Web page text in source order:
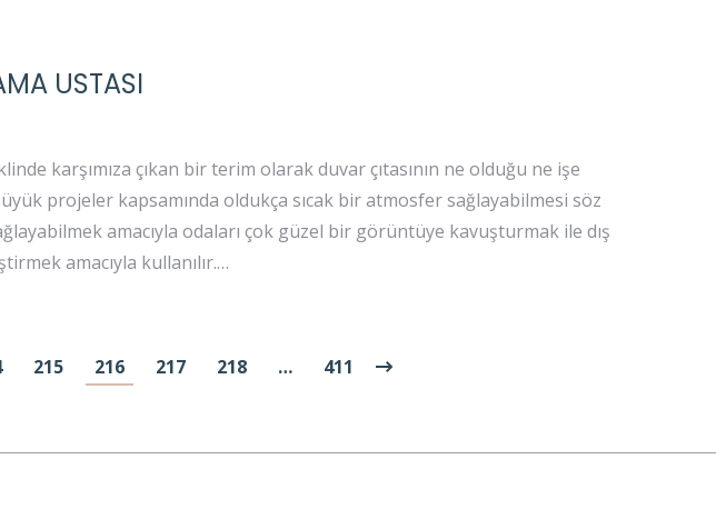
USTASI
karşımıza çıkan bir terim olarak duvar çıtasının ne olduğu ne işe
projeler kapsamında oldukça sıcak bir atmosfer sağlayabilmesi söz
amacıyla odaları çok güzel bir görüntüye kavuşturmak ile dış
amacıyla kullanılır.…
215 216 217 218 … 411